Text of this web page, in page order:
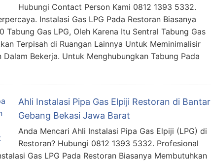
Hubungi Contact Person Kami 0812 1393 5332.
Instalasi Gas LPG Pada Restoran Biasanya
Tabung Gas LPG, Oleh Karena Itu Sentral Tabung Gas
Terpisah di Ruangan Lainnya Untuk Meminimalisir
Dalam Bekerja. Untuk Menghubungkan Tabung Pada
Ahli Instalasi Pipa Gas Elpiji Restoran di Bantar
Gebang Bekasi Jawa Barat
Anda Mencari Ahli Instalasi Pipa Gas Elpiji (LPG) di
Restoran? Hubungi 0812 1393 5332. Profesional
Gas LPG Pada Restoran Biasanya Membutuhkan